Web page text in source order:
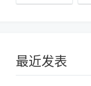
最近发表